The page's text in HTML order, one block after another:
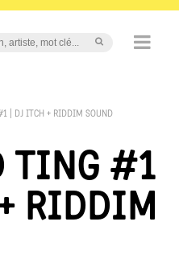
| DJ ITCH + RIDDIM SOUND
TING #1
RIDDIM